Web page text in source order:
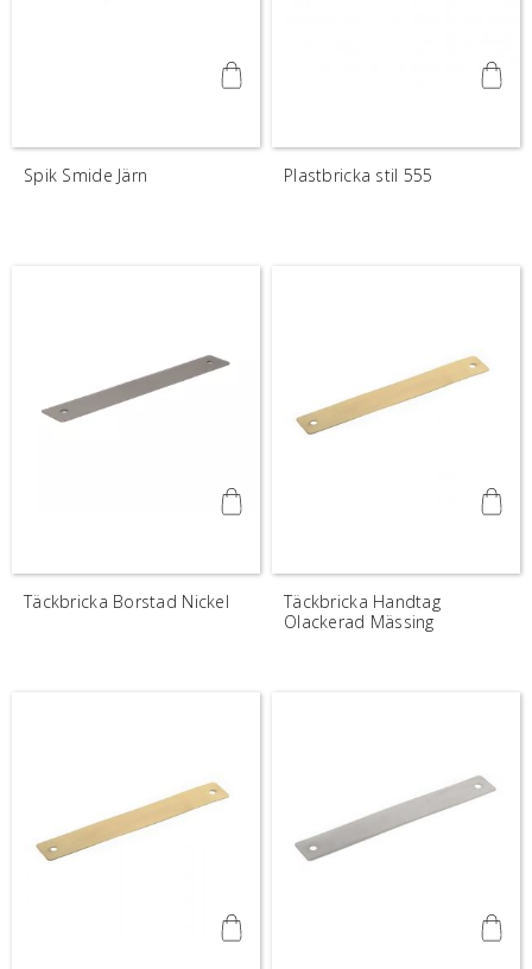
Spik Smide Järn Plastbricka stil 555
Täckbricka Borstad Nickel
Täckbricka Handtag
Olackerad Mässing